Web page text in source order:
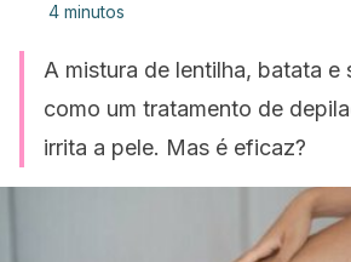
4 minutos
A mistura de lentilha, batata e
como um tratamento de
irrita a pele. Mas é eficaz?